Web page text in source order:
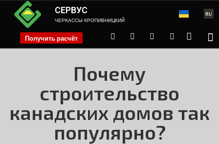
СЕРВУС
ЧЕРКАССЫ КРОПИВНИЦКИЙ
Получить расчёт phone
Почему
строительство
канадских домов так
популярно?